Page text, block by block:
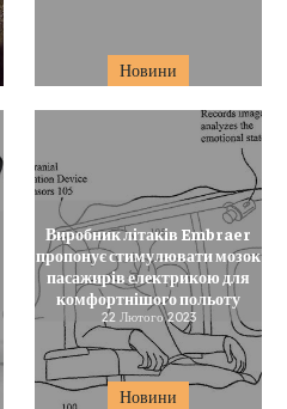
Новини
Новини
Виробник літаків Embraer
пропонує стимулювати мозок
пасажирів електрикою для
комфортнішого польоту
22 Лютого 2023